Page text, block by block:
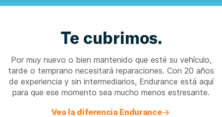
Te cubrimos.
Por muy nuevo o bien mantenido que esté su vehículo,
tarde o temprano necesitará reparaciones. Con 20 años
de experiencia y sin intermediarios, Endurance está aquí
para que ese momento sea mucho menos estresante.
Vea la diferencia Endurance